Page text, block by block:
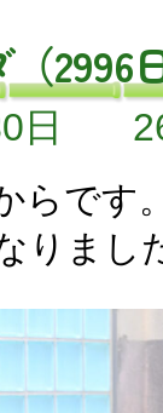
2996
日
らです
りまし